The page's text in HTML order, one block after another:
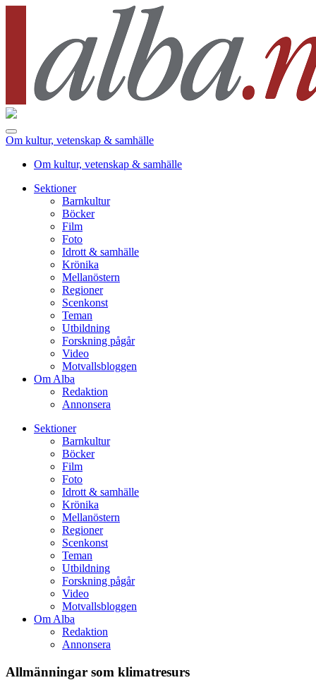
Om kultur, vetenskap & samhälle
Om kultur, vetenskap & samhälle
Sektioner
Barnkultur
Böcker
Film
Foto
Idrott & samhälle
Krönika
Mellanöstern
Regioner
Scenkonst
Teman
Utbildning
Forskning pågår
Video
Motvallsbloggen
Om Alba
Redaktion
Annonsera
Sektioner
Barnkultur
Böcker
Film
Foto
Idrott & samhälle
Krönika
Mellanöstern
Regioner
Scenkonst
Teman
Utbildning
Forskning pågår
Video
Motvallsbloggen
Om Alba
Redaktion
Annonsera
Allmänningar som klimatresurs